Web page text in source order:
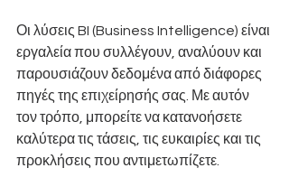
Οι λύσεις BI (Business Intelligence) είναι
εργαλεία που συλλέγουν, αναλύουν και
παρουσιάζουν δεδομένα από διάφορες
πηγές της επιχείρησής σας. Με αυτόν
τον τρόπο, μπορείτε να κατανοήσετε
καλύτερα τις τάσεις, τις ευκαιρίες και τις
προκλήσεις που αντιμετωπίζετε.